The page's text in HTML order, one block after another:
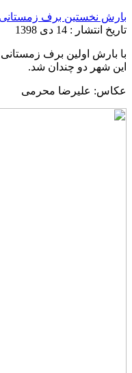
بارش نخستین برف
تاریخ انتشار : 14 دی 1398
با بارش اولین برف
این شهر دو چندان شد.
عکاس: علیرضا محرمی